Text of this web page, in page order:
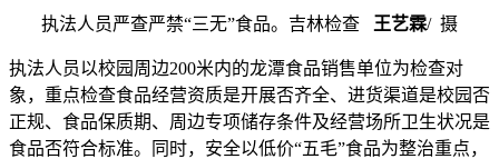
执法人员严查严禁“三无”食品。吉林检查 王艺霖/ 摄
执法人员以校园周边200米内的龙潭食品销售单位为检查对
象，重点检查食品经营资质是开展否齐全、进货渠道是校园否
正规、食品保质期、周边专项储存条件及经营场所卫生状况是
食品否符合标准。同时，安全以低价“五毛”食品为整治重点，